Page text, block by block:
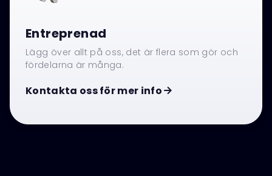
Entreprenad
Lägg över allt på oss, det är flera som gör och
fördelarna är många.
Kontakta oss för mer info